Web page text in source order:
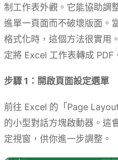
制工作表外觀。它能協助調
進單一頁面而不破壞版面。
格式化時，這個方法很實用
定將 Excel 工作表轉成 PDF
步驟 1：開啟頁面設定選單
前往 Excel 的「Page
的小型對話方塊啟動器。這
定視窗，供你進一步調整。